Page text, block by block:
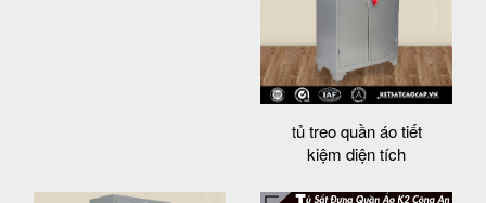
tủ treo quần áo tiết
kiệm diện tích